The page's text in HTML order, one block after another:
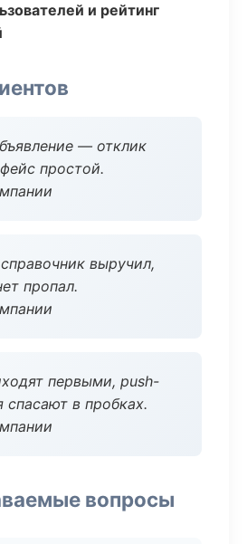
и рейтинг
— отклик
простой.
выручил,
пропал.
первыми, push-
спасают в пробках.
вопросы